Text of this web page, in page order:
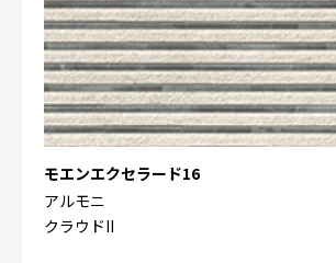
モエンエクセラード16
アルモニ
クラウドII